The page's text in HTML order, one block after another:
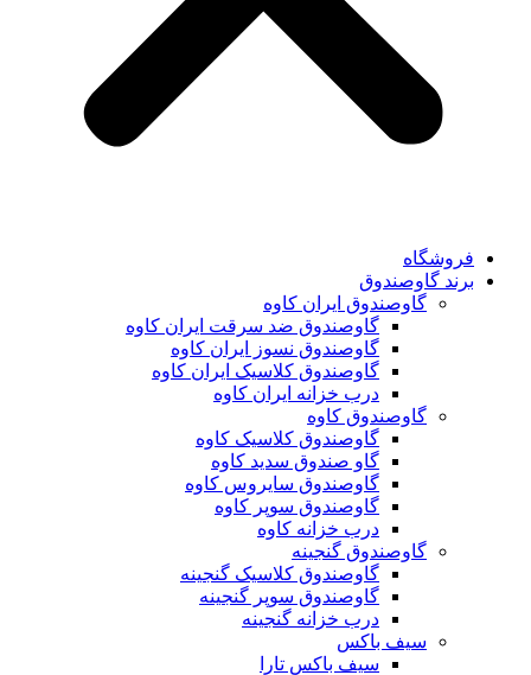
فروشگاه
برند گاوصندوق
گاوصندوق ایران کاوه
گاوصندوق ضد سرقت ایران کاوه
گاوصندوق نسوز ایران کاوه
گاوصندوق کلاسیک ایران کاوه
درب خزانه ایران کاوه
گاوصندوق کاوه
گاوصندوق کلاسیک کاوه
گاو صندوق سدید کاوه
گاوصندوق سایروس کاوه
گاوصندوق سوپر کاوه
درب خزانه کاوه
گاوصندوق گنجینه
گاوصندوق کلاسیک گنجینه
گاوصندوق سوپر گنجینه
درب خزانه گنجینه
سیف باکس
سیف باکس تارا